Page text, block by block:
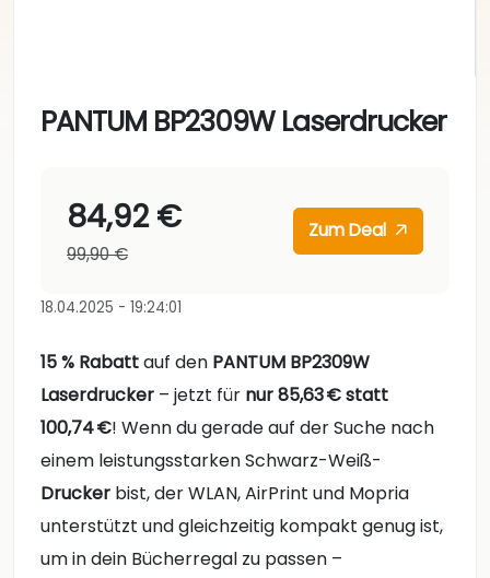
PANTUM BP2309W Laserdrucker
84,92 €
99,90 €
Zum Deal
18.04.2025 - 19:24:01
15 % Rabattauf den PANTUM BP2309W
Laserdrucker – jetzt für nur 85,63 € statt
100,74 €! Wenn du gerade auf der Suche nach
einem leistungsstarken Schwarz-Weiß-
Drucker bist, der WLAN, AirPrint und Mopria
unterstützt und gleichzeitig kompakt genug ist,
um in dein Bücherregal zu passen –